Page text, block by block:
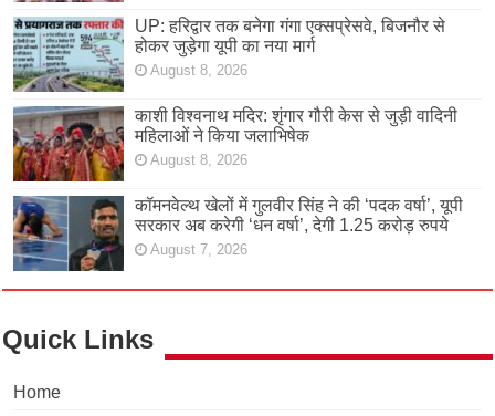
UP: हरिद्वार तक बनेगा गंगा एक्सप्रेसवे, बिजनौर से
होकर जुड़ेगा यूपी का नया मार्ग
August 8, 2026
काशी विश्वनाथ मदिर: शृंगार गौरी केस से जुड़ी वादिनी
महिलाओं ने किया जलाभिषेक
August 8, 2026
कॉमनवेल्थ खेलों में गुलवीर सिंह ने की ‘पदक वर्षा’, यूपी
सरकार अब करेगी ‘धन वर्षा’, देगी 1.25 करोड़ रुपये
August 7, 2026
Quick Links
Home